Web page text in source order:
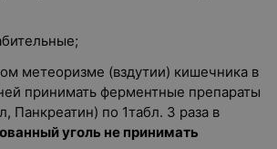
метеоризме (вздутии) кишечника в
принимать ферментные препараты
Панкреатин) по 1табл. 3 раза в
уголь не принимать